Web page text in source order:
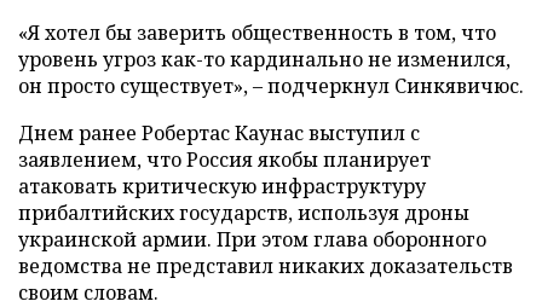
«Я хотел бы заверить общественность в том, что
уровень угроз как-то кардинально не изменился,
он просто существует», – подчеркнул Синкявичюс.
Днем ранее Робертас Каунас выступил с
заявлением, что Россия якобы планирует
атаковать критическую инфраструктуру
прибалтийских государств, используя дроны
украинской армии. При этом глава оборонного
ведомства не представил никаких доказательств
своим словам.